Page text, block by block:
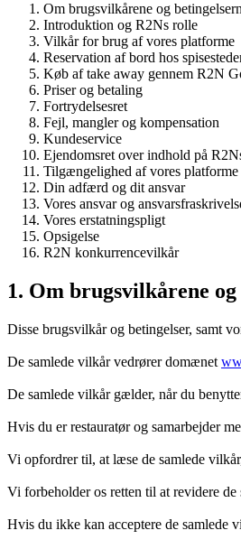
Om brugsvilkårene og
Introduktion og R2Ns rolle
Vilkår for brug af vores platforme
Reservation af bord hos
Køb af take away gennem R2N
Priser og betaling
Fortrydelsesret
Fejl, mangler og kompensation
Kundeservice
Ejendomsret over indhold på
Tilgængelighed af vores platforme
Din adfærd og dit ansvar
Vores ansvar og
Vores erstatningspligt
Opsigelse
R2N konkurrencevilkår
1. Om brugsvilkårene
Disse brugsvilkår og betingelser, samt
De samlede vilkår vedrører domænet
De samlede vilkår gælder, når du
Hvis du er restauratør og samarbejder
Vi opfordrer til, at læse de samlede
Vi forbeholder os retten til at revidere
Hvis du ikke kan acceptere de samlede